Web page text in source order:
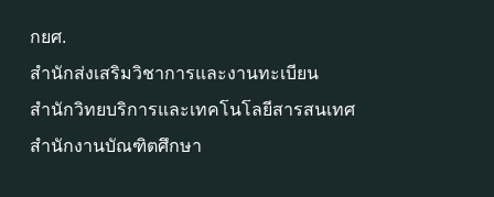
กยศ.
สำนักส่งเสริมวิชาการและงานทะเบียน
สำนักวิทยบริการและเทคโนโลยีสารสนเทศ
สำนักงานบัณฑิตศึกษา